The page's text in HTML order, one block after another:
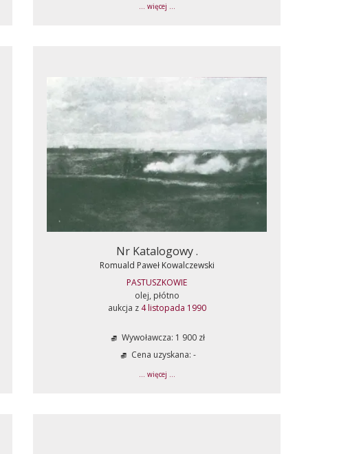
... więcej ...
Nr Katalogowy .
Romuald Paweł Kowalczewski
PASTUSZKOWIE
olej, płótno
aukcja z 4 listopada 1990
Wywoławcza: 1 900 zł
Cena uzyskana: -
... więcej ...